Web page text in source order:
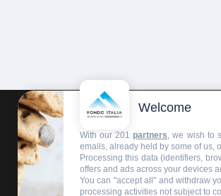
HOMEPAGE REDAZIONEINVIA UN
Welcome
With our 201 partners, we wish to
emails, already held by some of us,
Processing this data (identifiers,
offers and ads across your devices
You can "accept all" and withdraw
processing activities not subject to